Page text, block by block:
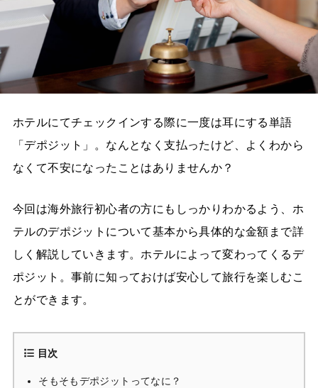
ホテルにてチェックインする際に一度は耳にする単語
「デポジット」。なんとなく支払ったけど、よくわから
なくて不安になったことはありませんか？
今回は海外旅行初心者の方にもしっかりわかるよう、ホ
テルのデポジットについて基本から具体的な金額まで詳
しく解説していきます。ホテルによって変わってくるデ
ポジット。事前に知っておけば安心して旅行を楽しむこ
とができます。
目次
そもそもデポジットってなに？